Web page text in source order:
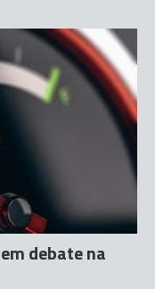
debate na